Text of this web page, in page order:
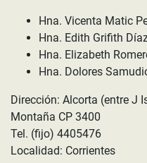
Hna. Vicenta Matic
Hna. Edith Grifith
Hna. Elizabeth
Hna. Dolores
Dirección: Alcorta (entre J
Montaña CP 3400
Tel. (fijo) 4405476
Localidad: Corrientes